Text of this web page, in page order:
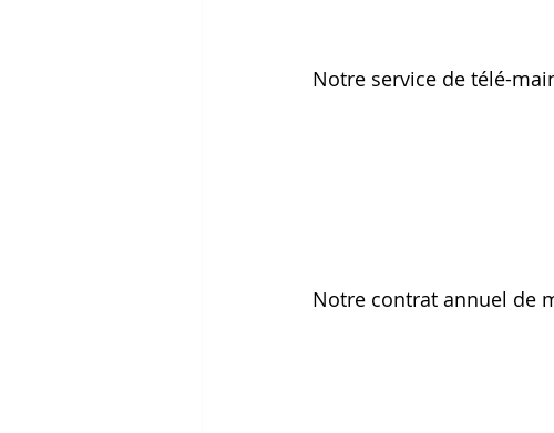
Notre service de télé-
Notre contrat annuel de